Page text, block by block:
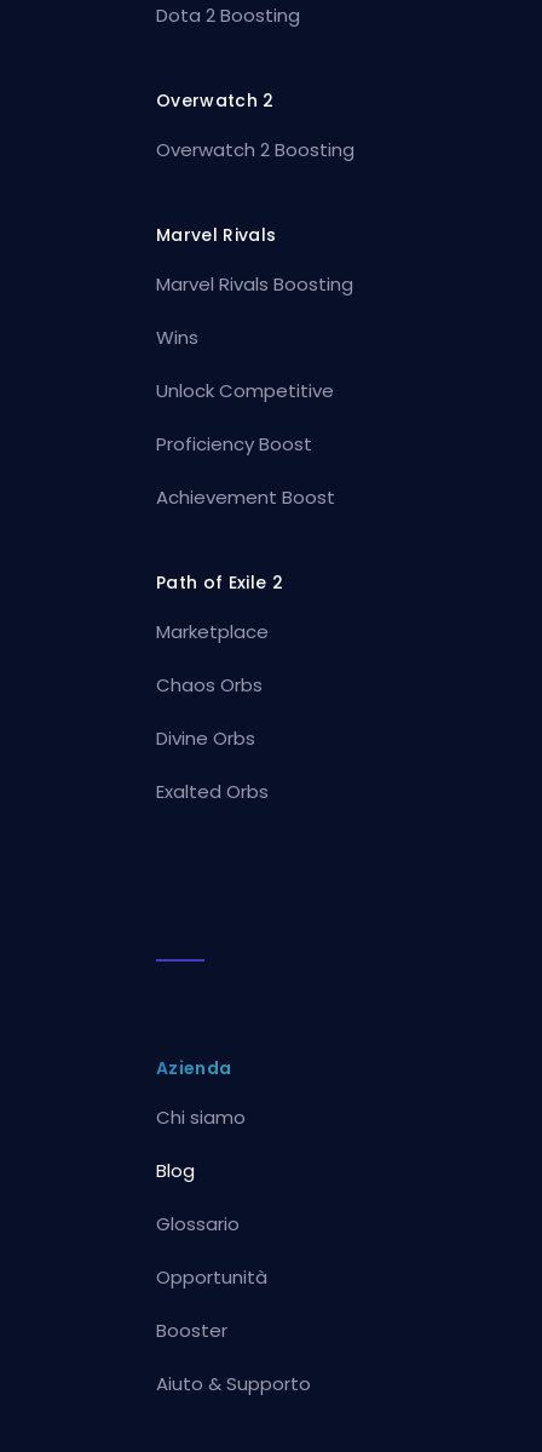
Dota 2 Boosting
Overwatch 2
Overwatch 2 Boosting
Marvel Rivals
Marvel Rivals Boosting
Wins
Unlock Competitive
Proficiency Boost
Achievement Boost
Path of Exile 2
Marketplace
Chaos Orbs
Divine Orbs
Exalted Orbs
Azienda
Chi siamo
Blog
Glossario
Opportunità
Booster
Aiuto & Supporto